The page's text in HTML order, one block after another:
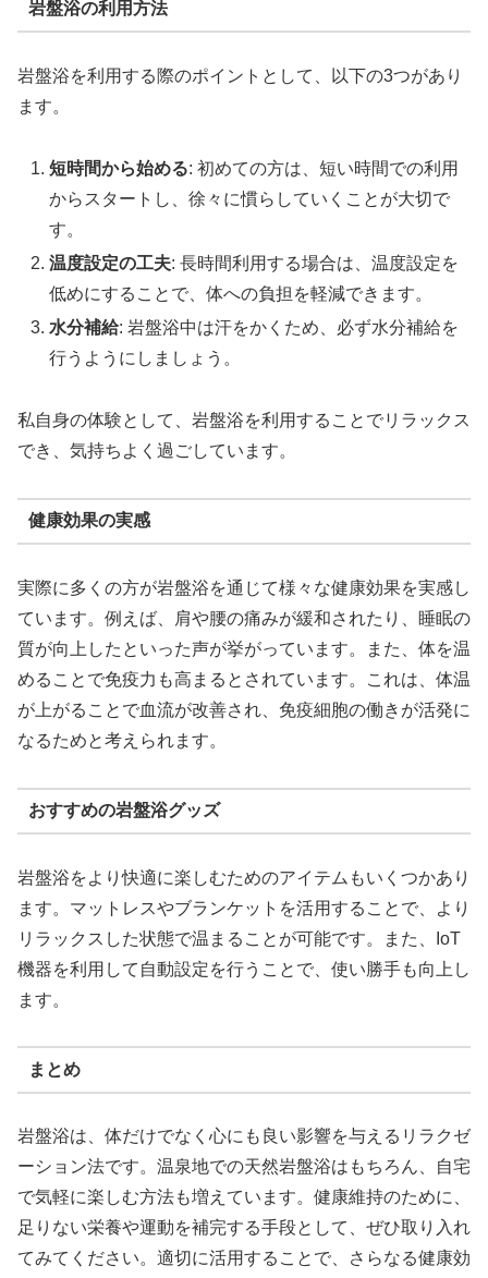
岩盤浴の利用方法
岩盤浴を利用する際のポイントとして、以下の3つがあり
ます。
短時間から始める: 初めての方は、短い時間での利用
からスタートし、徐々に慣らしていくことが大切で
す。
温度設定の工夫: 長時間利用する場合は、温度設定を
低めにすることで、体への負担を軽減できます。
水分補給: 岩盤浴中は汗をかくため、必ず水分補給を
行うようにしましょう。
私自身の体験として、岩盤浴を利用することでリラックス
でき、気持ちよく過ごしています。
健康効果の実感
実際に多くの方が岩盤浴を通じて様々な健康効果を実感し
ています。例えば、肩や腰の痛みが緩和されたり、睡眠の
質が向上したといった声が挙がっています。また、体を温
めることで免疫力も高まるとされています。これは、体温
が上がることで血流が改善され、免疫細胞の働きが活発に
なるためと考えられます。
おすすめの岩盤浴グッズ
岩盤浴をより快適に楽しむためのアイテムもいくつかあり
ます。マットレスやブランケットを活用することで、より
リラックスした状態で温まることが可能です。また、IoT
機器を利用して自動設定を行うことで、使い勝手も向上し
ます。
まとめ
岩盤浴は、体だけでなく心にも良い影響を与えるリラクゼ
ーション法です。温泉地での天然岩盤浴はもちろん、自宅
で気軽に楽しむ方法も増えています。健康維持のために、
足りない栄養や運動を補完する手段として、ぜひ取り入れ
てみてください。適切に活用することで、さらなる健康効